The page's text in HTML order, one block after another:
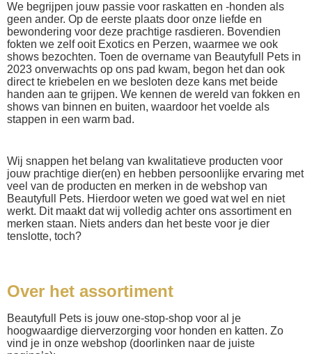
We begrijpen jouw passie voor raskatten en -honden als
geen ander. Op de eerste plaats door onze liefde en
bewondering voor deze prachtige rasdieren. Bovendien
fokten we zelf ooit Exotics en Perzen, waarmee we ook
shows bezochten. Toen de overname van Beautyfull Pets in
2023 onverwachts op ons pad kwam, begon het dan ook
direct te kriebelen en we besloten deze kans met beide
handen aan te grijpen. We kennen de wereld van fokken en
shows van binnen en buiten, waardoor het voelde als
stappen in een warm bad.
Wij snappen het belang van kwalitatieve producten voor
jouw prachtige dier(en) en hebben persoonlijke ervaring met
veel van de producten en merken in de webshop van
Beautyfull Pets. Hierdoor weten we goed wat wel en niet
werkt. Dit maakt dat wij volledig achter ons assortiment en
merken staan. Niets anders dan het beste voor je dier
tenslotte, toch?
Over het assortiment
Beautyfull Pets is jouw one-stop-shop voor al je
hoogwaardige dierverzorging voor honden en katten. Zo
vind je in onze webshop (doorlinken naar de juiste